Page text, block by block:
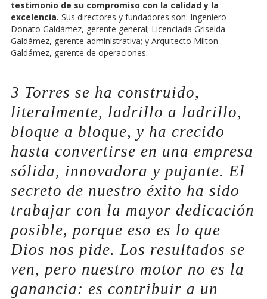
testimonio de su compromiso con la calidad y la
excelencia. Sus directores y fundadores son: Ingeniero
Donato Galdámez, gerente general; Licenciada Griselda
Galdámez, gerente administrativa; y Arquitecto Milton
Galdámez, gerente de operaciones.
3 Torres se ha construido,
literalmente, ladrillo a ladrillo,
bloque a bloque, y ha crecido
hasta convertirse en una empresa
sólida, innovadora y pujante. El
secreto de nuestro éxito ha sido
trabajar con la mayor dedicación
posible, porque eso es lo que
Dios nos pide. Los resultados se
ven, pero nuestro motor no es la
ganancia: es contribuir a un